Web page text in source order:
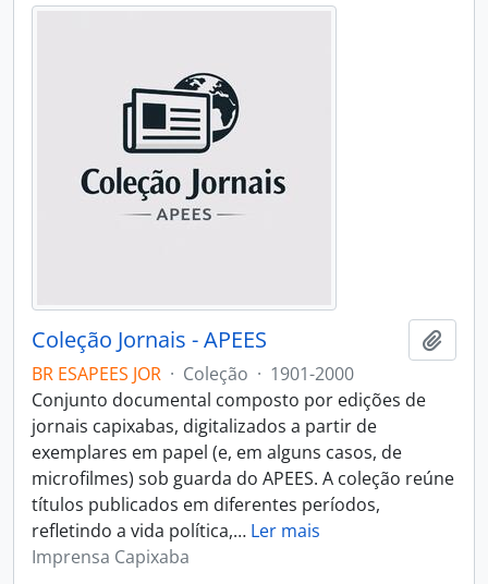
Coleção Jornais - APEES
BR ESAPEES JOR · Coleção · 1901-2000
Conjunto documental composto por edições de
jornais capixabas, digitalizados a partir de
exemplares em papel (e, em alguns casos, de
microfilmes) sob guarda do APEES. A coleção reúne
títulos publicados em diferentes períodos,
refletindo a vida política,… Ler mais
Imprensa Capixaba